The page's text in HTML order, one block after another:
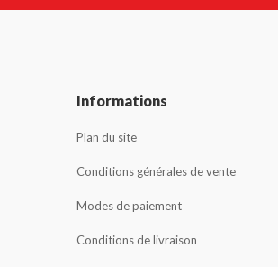
Informations
Plan du site
Conditions générales de vente
Modes de paiement
Conditions de livraison